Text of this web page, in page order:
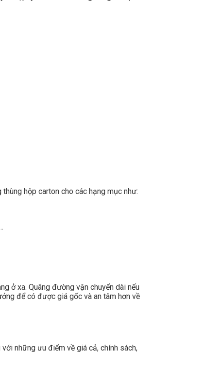
hộp carton cho các hạng mục như:
ở xa. Quãng đường vận chuyển dài nếu
để có được giá gốc và an tâm hơn về
những ưu điểm về giá cả, chính sách,